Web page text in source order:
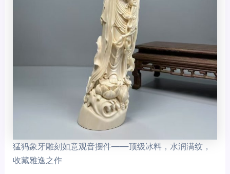
猛犸象牙雕刻如意观音摆件——顶级冰料，水润满纹，
收藏雅逸之作